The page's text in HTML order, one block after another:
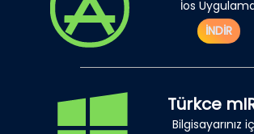
İos
İNDİR
Türkce
Bilgisayarınız